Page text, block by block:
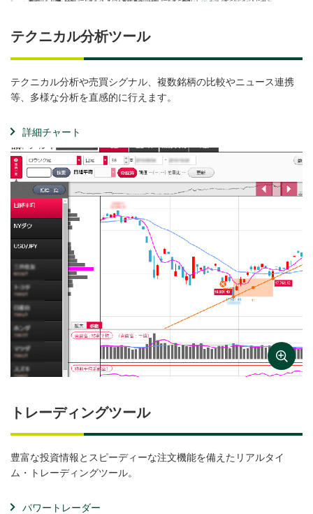
テクニカル分析ツール
テクニカル分析や売買シグナル、複数銘柄の比較やニュース連携
等、多様な分析を直感的に行えます。
詳細チャート
トレーディングツール
豊富な投資情報とスピーディーな注文機能を備えたリアルタイ
ム・トレーディングツール。
パワートレーダー